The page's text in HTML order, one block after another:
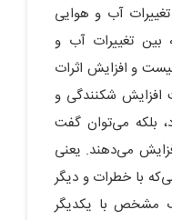
آب و هوایی
بین تغییرات آب و
و افزایش اثرات
افزایش شکنندگی و
بلکه می‌توان گفت
می‌دهند. یعنی
با خطرات و دیگر
مشخص با یکدیگر